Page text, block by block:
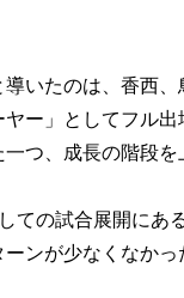
いたのは、香西
ー」としてフル
つ、成長の階段を
ての試合展開にあ
ンが少なくなかっ